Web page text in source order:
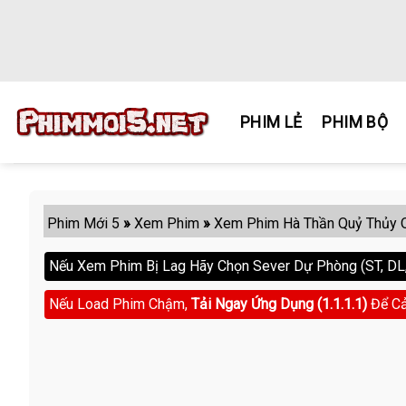
PHIM LẺ PHIM BỘ
Phim Mới 5 » Xem Phim » Xem Phim Hà Thần Quỷ Thủy
Nếu Xem Phim Bị Lag Hãy Chọn Sever Dự Phòng (ST,
Nếu Load Phim Chậm, Tải Ngay Ứng Dụng (1.1.1.1) Để